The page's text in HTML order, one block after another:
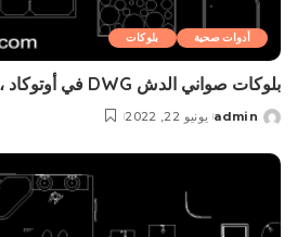
أدوات صحية بلوکات
بلوکات صواني الدش DWG في أوتوكاد ، تحميل
Posted
admin يونيو 22, 2022